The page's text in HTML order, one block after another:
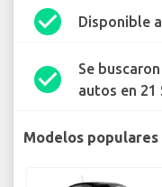
check_circle Disponible
check_circle
Se
autos en 21
Modelos